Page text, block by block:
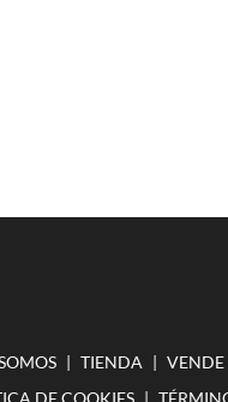
TIENDA VENDE
DE COOKIES